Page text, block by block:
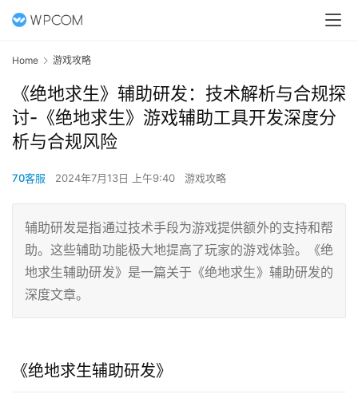
Home 游戏攻略
《绝地求生》辅助研发：技术解析与合规探
讨-《绝地求生》游戏辅助工具开发深度分
析与合规风险
70客服 2024年7月13日 上午9:40 游戏攻略
辅助研发是指通过技术手段为游戏提供额外的支持和帮
助。这些辅助功能极大地提高了玩家的游戏体验。《绝
地求生辅助研发》是一篇关于《绝地求生》辅助研发的
深度文章。
《绝地求生辅助研发》